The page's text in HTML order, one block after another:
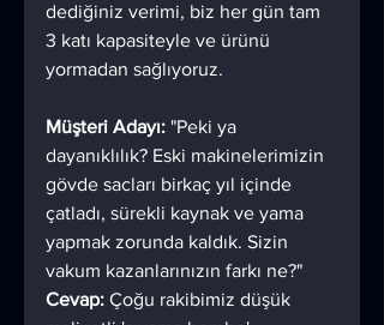
dediğiniz verimi, biz her gün tam
3 katı kapasiteyle ve ürünü
yormadan sağlıyoruz.
Müşteri Adayı: "Peki ya
dayanıklılık? Eski makinelerimizin
gövde sacları birkaç yıl içinde
çatladı, sürekli kaynak ve yama
yapmak zorunda kaldık. Sizin
vakum kazanlarınızın farkı ne?"
Cevap: Çoğu rakibimiz düşük